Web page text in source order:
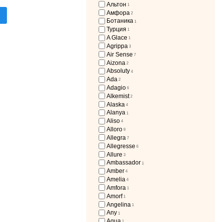
Альтон 1
Амфора 2
Ботаника 1
Турция 1
A Glace 1
Agrippa 3
Air Sense 7
Aizona 2
Absoluty 4
Ada 2
Adagio 6
Alkemist 2
Alaska 4
Alanya 1
Aliso 4
Alloro 9
Allegra 7
Allegresse 6
Allure 3
Ambassador 1
Amber 4
Amelia 4
Amfora 1
Amorf 1
Angelina 1
Any 1